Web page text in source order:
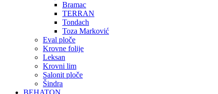
Bramac
TERRAN
Tondach
Toza Marković
Eval ploče
Krovne folije
Leksan
Krovni lim
Salonit ploče
Šindra